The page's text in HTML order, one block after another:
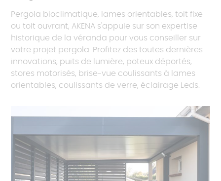
Pergola bioclimatique, lames orientables, toit fixe
ou toit ouvrant, AKENA s'appuie sur son expertise
historique de la véranda pour vous conseiller sur
votre projet pergola. Profitez des toutes dernières
innovations, puits de lumière, poteux déportés,
stores motorisés, brise-vue coulissants à lames
orientables, coulissants de verre, éclairage Leds.